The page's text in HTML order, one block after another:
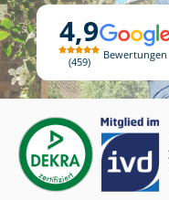
4,9
459
Bewertungen